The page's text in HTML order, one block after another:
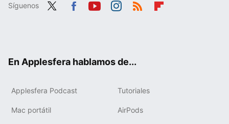
Síguenos
En Applesfera hablamos de...
Applesfera Podcast Tutoriales
Mac portátil AirPods